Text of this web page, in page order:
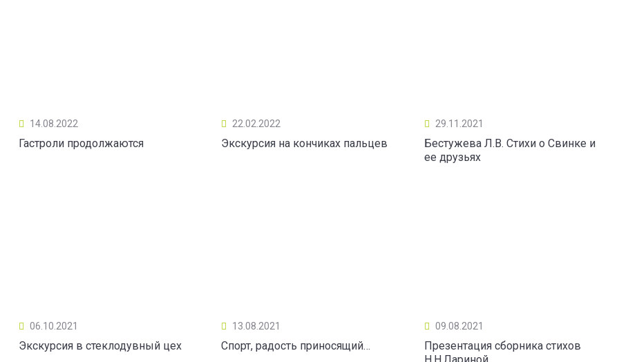
14.08.2022
Гастроли продолжаются
22.02.2022
Экскурсия на кончиках пальцев
29.11.2021
Бестужева Л.В. Стихи о Свинке и
ее друзьях
06.10.2021
Экскурсия в стеклодувный цех
13.08.2021
Спорт, радость приносящий…
09.08.2021
Презентация сборника стихов